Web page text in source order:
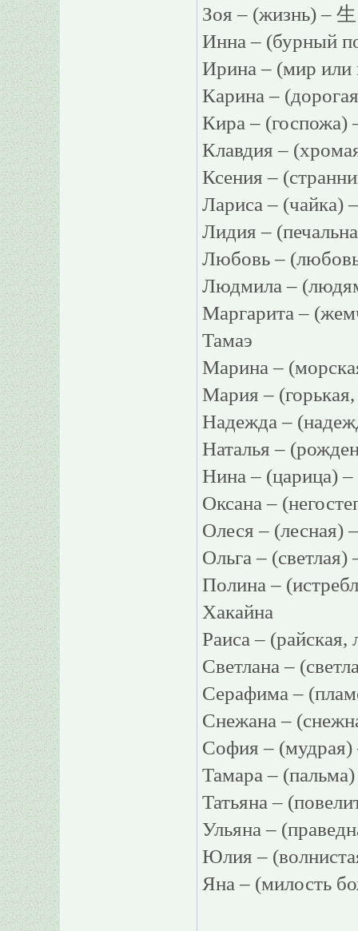
Зоя – (жизнь) –
Инна – (бурный
Ирина – (мир или
Карина –
Кира – (госпожа)
Клавдия –
Ксения –
Лариса – (чайка)
Лидия –
Любовь –
Людмила –
Маргарита –
Тамаэ
Марина –
Мария –
Надежда –
Наталья –
Нина – (царица)
Оксана –
Олеся – (лесная)
Ольга –
Полина –
Хакайна
Раиса –
Светлана –
Серафима –
Снежана –
София –
Тамара –
Татьяна –
Ульяна –
Юлия –
Яна – (милость